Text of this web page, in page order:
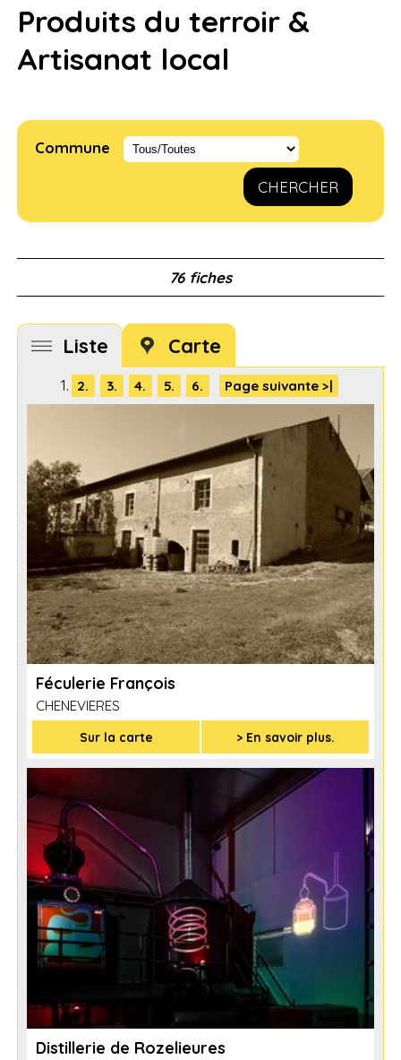
Produits du terroir &
Artisanat local
Commune
CHERCHER
76 fiches
Liste Carte
1. 2. 3. 4. 5. 6. Page suivante >|
Féculerie François
CHENEVIERES
Sur la carte > En savoir plus.
Distillerie de Rozelieures